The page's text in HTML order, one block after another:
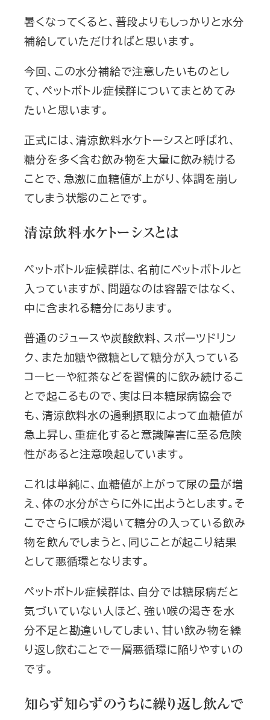
暑くなってくると、普段よりもしっかりと水分
補給していただければと思います。
今回、この水分補給で注意したいものとし
て、ペットボトル症候群についてまとめてみ
たいと思います。
正式には、清涼飲料水ケトーシスと呼ばれ、
糖分を多く含む飲み物を大量に飲み続ける
ことで、急激に血糖値が上がり、体調を崩し
てしまう状態のことです。
清涼飲料水ケトーシスとは
ペットボトル症候群は、名前にペットボトルと
入っていますが、問題なのは容器ではなく、
中に含まれる糖分にあります。
普通のジュースや炭酸飲料、スポーツドリン
ク、また加糖や微糖として糖分が入っている
コーヒーや紅茶などを習慣的に飲み続けるこ
とで起こるもので、実は日本糖尿病協会で
も、清涼飲料水の過剰摂取によって血糖値が
急上昇し、重症化すると意識障害に至る危険
性があると注意喚起しています。
これは単純に、血糖値が上がって尿の量が増
え、体の水分がさらに外に出ようとします。そ
こでさらに喉が渇いて糖分の入っている飲み
物を飲んでしまうと、同じことが起こり結果
として悪循環となります。
ペットボトル症候群は、自分では糖尿病だと
気づいていない人ほど、強い喉の渇きを水
分不足と勘違いしてしまい、甘い飲み物を繰
り返し飲むことで一層悪循環に陥りやすいの
です。
知らず知らずのうちに繰り返し飲んで